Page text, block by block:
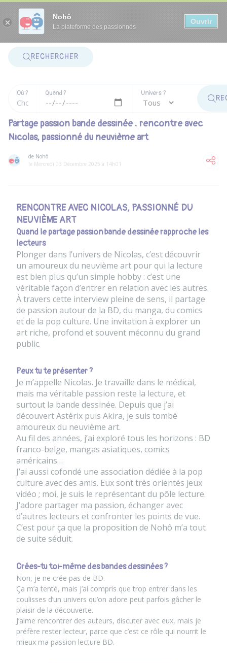
Nohô
La plateforme des passionnés
Ouvrir
RECHERCHER
Où ? Quand ? Univers ?
Partage passion bande dessinée : rencontre avec
Nicolas, passionné du neuvième art
de Nohô
le Mercredi 03 Décembre 2025 à 14h01
RENCONTRE AVEC NICOLAS, PASSIONNÉ DU
NEUVIÈME ART
Quand le partage passion bande dessinée rapproche les
lecteurs
Plonger dans l’univers de Nicolas, c’est découvrir
un amoureux du neuvième art pour qui la lecture
est bien plus qu’un simple hobby : c’est une
véritable façon d’entrer en relation avec les autres.
À travers cette interview pleine de sens, il partage
de passion autour de la BD, du manga, du comics
et de la pop culture. Une invitation à explorer un
art riche, profond et souvent méconnu du grand
public.
Peux tu te présenter ?
Je m’appelle Nicolas. Je travaille dans le médical,
mais ma véritable passion reste la lecture, et
surtout la bande dessinée. Depuis que j’ai
découvert Astérix puis Akira, je suis tombé
amoureux du neuvième art.
Au fil des années, j’ai exploré tous les horizons : BD
franco-belge, mangas asiatiques, comics
américains…
J’ai aussi cofondé une association dédiée à la pop
culture avec des amis. Eux sont très orientés jeux
vidéo ; moi, je suis le représentant du pôle lecture.
J’adore partager ma passion, échanger avec
d’autres lecteurs et confronter les points de vue.
C’est pour ça que la proposition de Nohô m’a tout
de suite séduit.
Crées-tu toi-même des bandes dessinées ?
Non, je ne crée pas de BD.
Ça m’a tenté, mais j’ai compris que trop entrer dans les
coulisses d’un univers qu’on adore peut parfois gâcher le
plaisir de la découverte.
J’aime rencontrer des auteurs, discuter avec eux, mais je
préfère rester lecteur, parce que c’est ce rôle qui nourrit le
mieux ma passion lecture BD.
Panneau de gestion des cookies